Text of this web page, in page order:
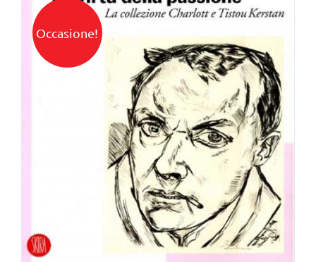
€42,00. €25,00.
Occasione!